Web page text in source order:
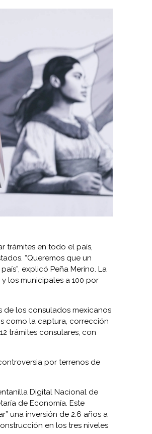
trámites en todo el país,
“Queremos que un
explicó Peña Merino. La
los municipales a 100 por
de los consulados mexicanos
como la captura, corrección
trámites consulares, con
por terrenos de
Digital Nacional de
de Economía. Este
una inversión de 2.6 años a
en los tres niveles